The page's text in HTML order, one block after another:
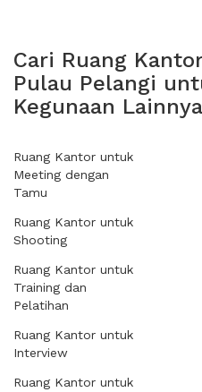
Cari Ruang
Pulau Pelangi
Kegunaan Lainnya
Ruang Kantor untuk
Meeting dengan
Tamu
Ruang Kantor untuk
Shooting
Ruang Kantor untuk
Training dan
Pelatihan
Ruang Kantor untuk
Interview
Ruang Kantor untuk